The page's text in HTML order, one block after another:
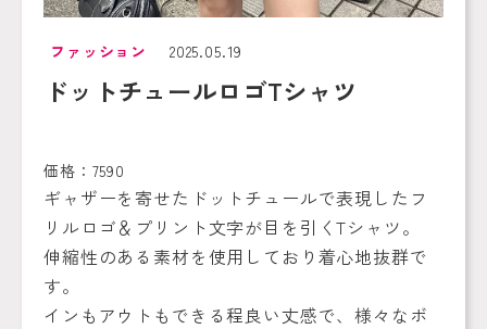
ファッション 2025.05.19
ドットチュールロゴTシャツ
価格：7590
ギャザーを寄せたドットチュールで表現したフ
リルロゴ＆プリント文字が目を引くTシャツ。
伸縮性のある素材を使用しており着心地抜群で
す。
インもアウトもできる程良い丈感で、様々なボ